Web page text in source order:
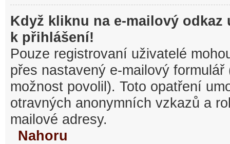
Když kliknu na e-mailový odkaz
k přihlášení!
Pouze registrovaní uživatelé
přes nastavený e-mailový
možnost povolil). Toto opatření
otravných anonymních vzkazů a
mailové adresy.
Nahoru